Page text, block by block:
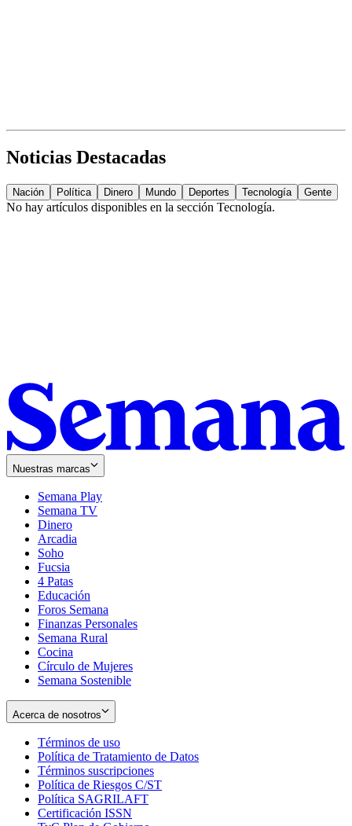
Noticias Destacadas
Nación Política Dinero Mundo Deportes Tecnología Gente
No hay artículos disponibles en la sección Tecnología.
Nuestras marcas
Semana Play
Semana TV
Dinero
Arcadia
Soho
in
new
window
Fucsia
in
new
window
4 Patas
Educación
Foros Semana
Finanzas Personales
Semana Rural
Cocina
Círculo de Mujeres
Semana Sostenible
Acerca de nosotros
Términos de uso
in
new
window
Política de Tratamiento de Datos
Términos suscripciones
in
Política de Riesgos C/ST
Política SAGRILAFT
Certificación ISSN